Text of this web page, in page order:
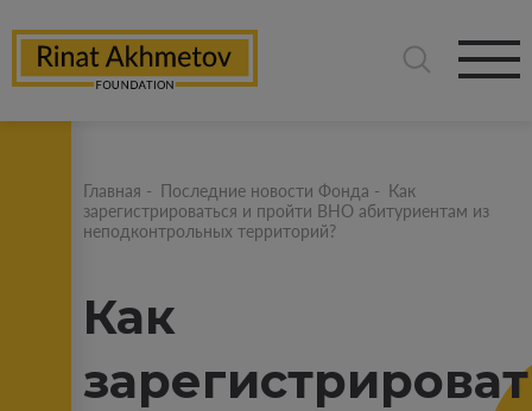
Главная - Последние новости Фонда - Как
зарегистрироваться и пройти ВНО абитуриентам из
неподконтрольных территорий?
Как